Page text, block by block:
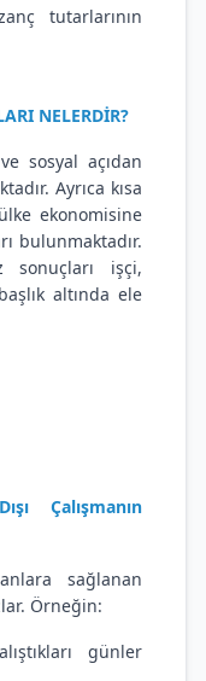
tutarlarının
NELERDİR?
sosyal açıdan
Ayrıca kısa
ekonomisine
bulunmaktadır.
sonuçları işçi,
altında ele
Çalışmanın
sağlanan
Örneğin:
günler